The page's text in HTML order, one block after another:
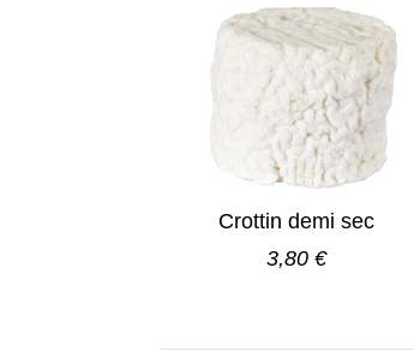
Crottin demi sec
3,80 €